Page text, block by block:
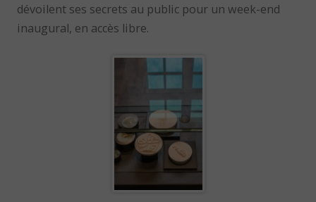
dévoilent ses secrets au public pour un week-end
inaugural, en accès libre.